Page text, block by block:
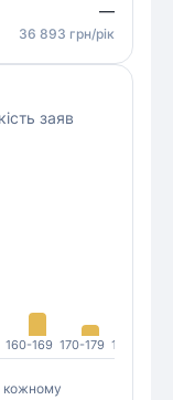
—
36 893 грн/рік
заяв
160-169 170-179 180-189
кожному